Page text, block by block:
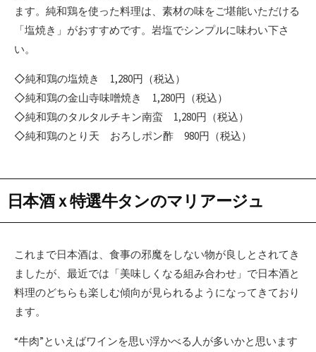
ます。純和鶏を使った料理は、素材の味をご堪能いただける
「塩焼き」がおすすめです。岩塩でシンプルに味わい下さ
い。
◇純和鶏の塩焼き 1,280円（税込）
◇純和鶏の金山寺味噌焼き 1,280円（税込）
◇純和鶏のタルタルチキン南蛮 1,280円（税込）
◇純和鶏のとり天 おろしポン酢 980円（税込）
日本酒ｘ特選牛タンのマリアージュ
これまで日本酒は、食事の邪魔をしない物が良しとされてき
ましたが、最近では「美味しくなる組み合わせ」で日本酒と
料理のどちらも楽しむ傾向が見られるようになってきており
ます。
“牛肉”といえばワインを思い浮かべる人が多いかと思います